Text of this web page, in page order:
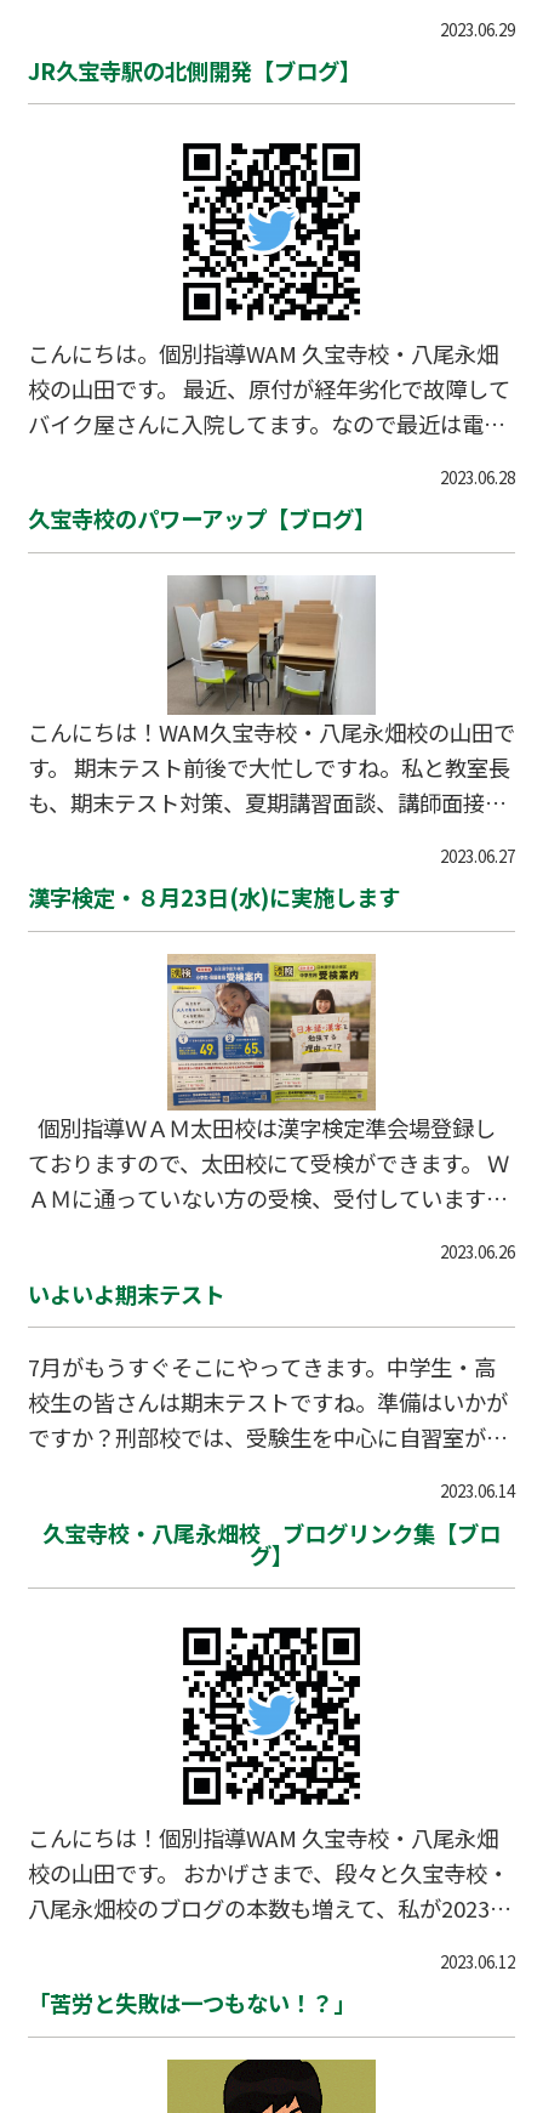
らYouTube動画がリリースされていますね。➡
逆転合格の味方 WAMチャンネル このチャンネル
をチェックしたと…
が、 なんとか雨にも虫にも暑さにも負けず日々気
合いで乗り切っております。笑 そして、今日で
ストが終了します。 １年生にとっては、初めての
期末テストでした。 中間テストとは違い９科
目・・・ うまく計画をたて、テストを迎えること
ができましたか？ 思い通りにテスト勉強はできま
したか？ 思ってたより量が・・・ 計画的に勉強
2023.06.29
JR久宝寺駅の北側開発【ブログ】
こんにちは。個別指導WAM 久宝寺校・八尾永畑
校の山田です。 最近、原付が経年劣化で故障して
バイク屋さんに入院してます。なので最近は電車
JRおおさか東線の終点となっており、大和路線で
奈良県の王寺駅とJR難波までを爆速で結ぶ大和路
快速が止まります。私はおおさか東線で放出を目
指すはずが天王寺駅に向かったり、WAM 八尾永
畑校に向かうためJR八尾駅に行くはずが王寺駅ま
で行ってしまったりと、電車初心者を惑わせるタ
ーミナル駅です。とはいえ４線のみで表示もきち
んとされているのでふつうは間違いません。周り
をよく見れば大丈夫です。 そんなJR久宝寺…
2023.06.28
久宝寺校のパワーアップ【ブログ】
こんにちは！WAM久宝寺校・八尾永畑校の山田で
す。 期末テスト前後で大忙しですね。私と教室長
も、期末テスト対策、夏期講習面談、講師面接、
であと５人ぐらい運営の自分が必要な感じでし
た。へとへとですね。 今回は、いつも八尾永畑校
のご報告ばかりでしたので、久宝寺校も変化して
いますというお話をさせていただきます。 ご覧
のように夏期講習に向けて、熱血準備中の教室長
と新しく講師に書いていただいた看板です。非常
にかわいく描いていただけたのでお気に入りで
す。 さらに、自習室に机を４つも増備しました！
組み立てが大変でした…。 このように久宝寺をガ
ンガン
2023.06.27
漢字検定・８月23日(水)に実施します
個別指導ＷＡＭ太田校は漢字検定準会場登録し
ておりますので、太田校にて受検ができます。 Ｗ
ＡＭに通っていない方の受検、受付しています
す)。 検定料等は、漢字検定ホームページをご確
認ください。 https://www.kanken.or.jp/kanke
後１時からの予定です ☆【検定料】準会場検定
料：２級3,500円、準２級から４級2,500円、５級
から７級2,000円、８級から10級1,500円 ☆【申
込】７月17日(月祝)まで ☆【方法】一度教室へお
電話
2023.06.26
いよいよ期末テスト
7月がもうすぐそこにやってきます。中学生・高
校生の皆さんは期末テストですね。準備はいかが
ですか？刑部校では、受験生を中心に自習室が大
刑部校では友人紹介キャンペーン開催中。 紹介C
Pチラシ 2023夏【刑部校】友人紹介
2023.06.14
久宝寺校・八尾永畑校 ブログリンク集【ブロ
グ】
こんにちは！個別指導WAM 久宝寺校・八尾永畑
校の山田です。 おかげさまで、段々と久宝寺校・
八尾永畑校のブログの本数も増えて、私が2023/
した。 そろそろまとめページが必要だなと思いま
したので、作成いたしました。 2023/11/2現在、
ブログ 48本＋ NEWS 14本 ★ブログ 最新
記事 リンク集 第48号 2023/11/2 竹馬にササを
2023.06.12
「苦労と失敗は一つもない！？」